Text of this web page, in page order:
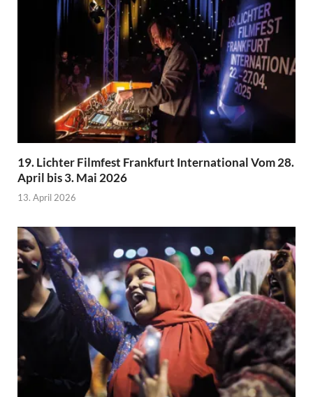
19. Lichter Filmfest Frankfurt International Vom 28.
April bis 3. Mai 2026
13. April 2026